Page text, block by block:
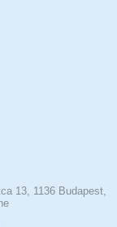
13, 1136 Budapest,